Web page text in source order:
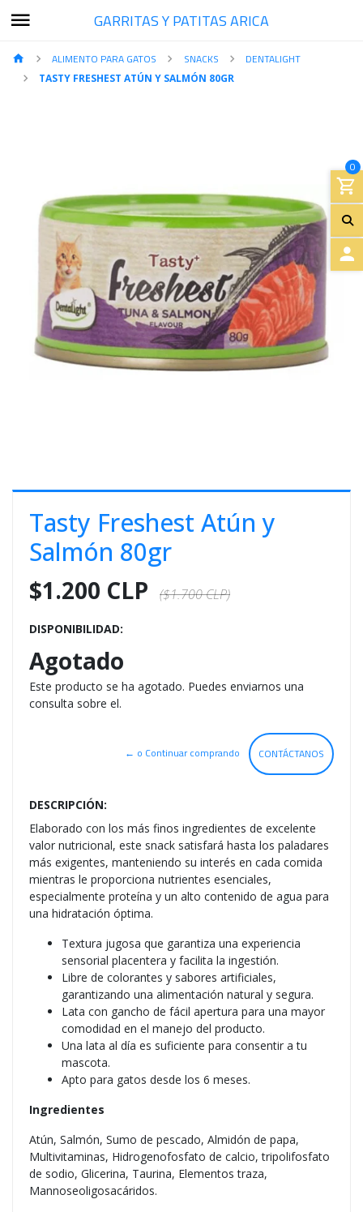
GARRITAS Y PATITAS ARICA
0
ALIMENTO PARA GATOS SNACKS DENTALIGHT
TASTY FRESHEST ATÚN Y SALMÓN 80GR
Tasty Freshest Atún y
Salmón 80gr
$1.200 CLP ($1.700 CLP)
DISPONIBILIDAD:
Agotado
Este producto se ha agotado. Puedes enviarnos una
consulta sobre el.
CONTÁCTANOS
← o Continuar comprando
DESCRIPCIÓN:
Elaborado con los más finos ingredientes de excelente
valor nutricional, este snack satisfará hasta los paladares
más exigentes, manteniendo su interés en cada comida
mientras le proporciona nutrientes esenciales,
especialmente proteína y un alto contenido de agua para
una hidratación óptima.
Textura jugosa que garantiza una experiencia
sensorial placentera y facilita la ingestión.
Libre de colorantes y sabores artificiales,
garantizando una alimentación natural y segura.
Lata con gancho de fácil apertura para una mayor
comodidad en el manejo del producto.
Una lata al día es suficiente para consentir a tu
mascota.
Apto para gatos desde los 6 meses.
Ingredientes
Atún, Salmón, Sumo de pescado, Almidón de papa,
Multivitaminas, Hidrogenofosfato de calcio, tripolifosfato
de sodio, Glicerina, Taurina, Elementos traza,
Mannoseoligosacáridos.